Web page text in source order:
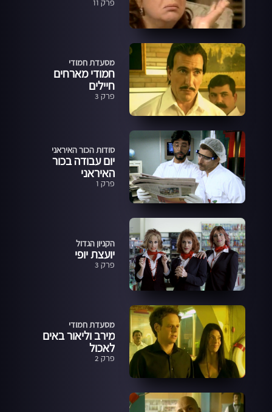
פרק 11
מסעדת חמודי
חמודי מארחים
חיילים
פרק 3
סודות הכור האיראני
יום עבודה בכור
האיראני
פרק 1
הקניון הגדול
יועצת יופי
פרק 3
מסעדת חמודי
מירב וליאור באים
לאכול
פרק 2